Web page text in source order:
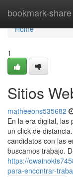
bookmark-share
Home
Home
1
Sitios
matheeons535682
En la era digital, las
un click de
candidatos con las
buscamos trabajo.
https://
para-encontrar-